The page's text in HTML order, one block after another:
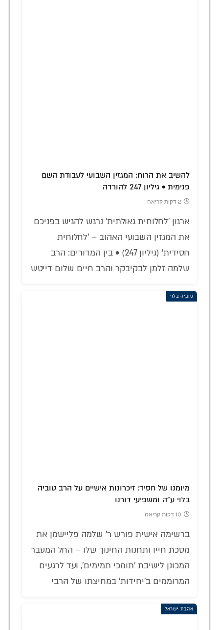
להשיב את הרוח: המגזין השבועי לעבודת השם
פנימית • גיליון 247 להורדה
2 דקות קריאה
ארגון 'לחלוחית גאולתית' נרגש להגיש בפניכם
את המגזין השבועי האהוב – 'לחלוחית
חסידית' (גיליון 247) • בין המדורים: הרב
שלמה זלמן לבקיבקר והרב חיים שלום דייטש
טוביה בלוי
מיומנו של חסיד: זיכרונות אישיים על הרב טוביה
בלוי ע"ה ומשפיעי דורנו
10 דקות קריאה
ברשימה אישית פורש ר' שלמה פליישמן את
מסכת חייו ותחנות החינוך שלו – החל המעבר
המכונן לישיבת 'תומכי תמימים', ועד לרגעים
המרוממים ב'יחידות' במחיצתו של הרבי
אהבת ישראל